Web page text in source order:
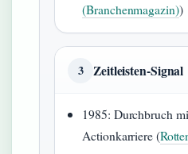
(Branchenmagazin))
3 Zeitleisten-Signal
1985: Durchbruch
Actionkarriere (